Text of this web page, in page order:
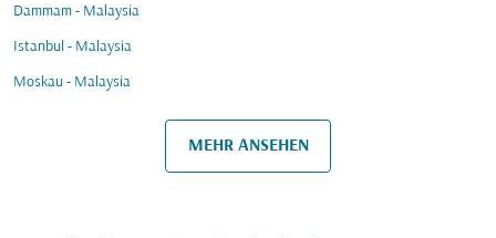
Dammam - Malaysia
Istanbul - Malaysia
Moskau - Malaysia
MEHR ANSEHEN